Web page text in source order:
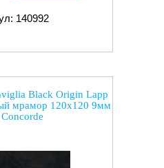
140992
Black Origin Lapp
мрамор 120x120 9мм